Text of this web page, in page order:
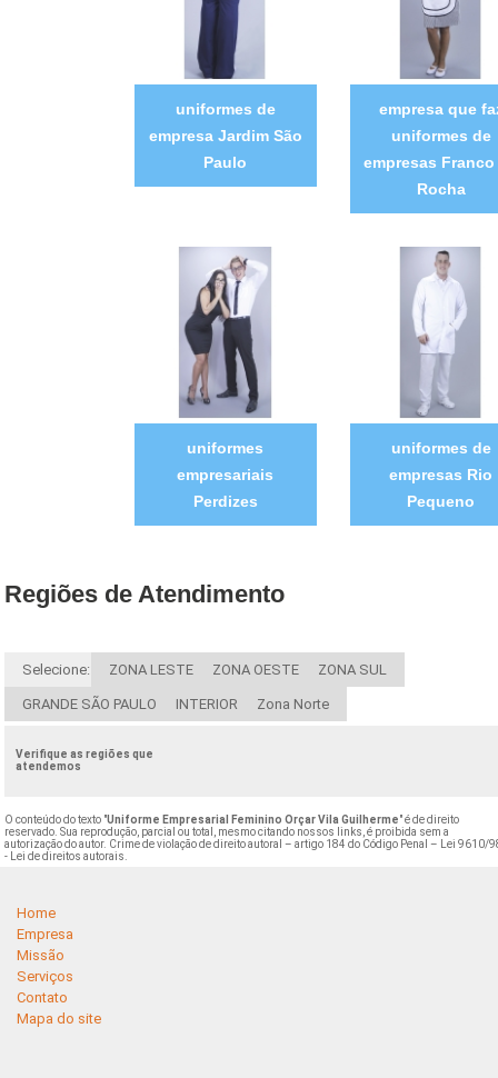
uniformes de
empresa Jardim São
Paulo
empresa que
uniformes de
empresas Franco
Rocha
uniformes
empresariais
Perdizes
uniformes de
empresas Rio
Pequeno
Regiões de Atendimento
Selecione: ZONA LESTE ZONA OESTE ZONA SUL
GRANDE SÃO PAULO INTERIOR Zona Norte
Verifique as regiões que
atendemos
O conteúdo do texto "Uniforme Empresarial Feminino Orçar Vila Guilherme" é de direito
reservado. Sua reprodução, parcial ou total, mesmo citando nossos links, é proibida sem a
autorização do autor. Crime de violação de direito autoral – artigo 184 do Código Penal –
Lei 9610/
- Lei de direitos autorais
Home
Empresa
Missão
Serviços
Contato
Mapa do site